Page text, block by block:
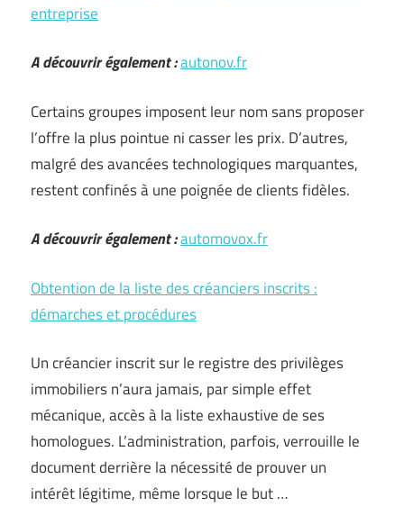
entreprise
A découvrir également :autonov.fr
Certains groupes imposent leur nom sans proposer
l’offre la plus pointue ni casser les prix. D’autres,
malgré des avancées technologiques marquantes,
restent confinés à une poignée de clients fidèles.
A découvrir également :automovox.fr
Obtention de la liste des créanciers inscrits :
démarches et procédures
Un créancier inscrit sur le registre des privilèges
immobiliers n’aura jamais, par simple effet
mécanique, accès à la liste exhaustive de ses
homologues. L’administration, parfois, verrouille le
document derrière la nécessité de prouver un
intérêt légitime, même lorsque le but …